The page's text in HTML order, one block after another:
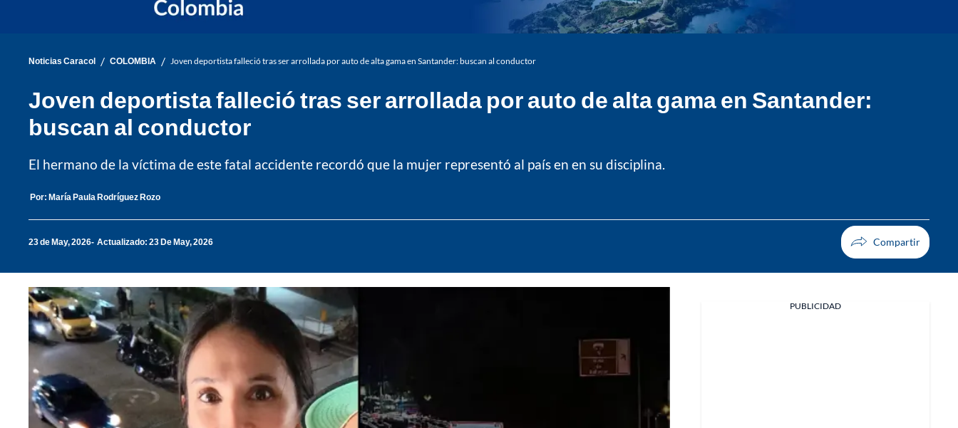
Noticias Caracol / COLOMBIA / Joven deportista falleció tras ser arrollada por auto de alta gama en Santander: buscan al conductor
Joven deportista falleció tras ser arrollada por auto de alta gama en Santander:
buscan al conductor
El hermano de la víctima de este fatal accidente recordó que la mujer representó al país en en su disciplina.
Por: María Paula Rodríguez Rozo
23 de May, 2026 Actualizado: 23 De May, 2026
PUBLICIDAD